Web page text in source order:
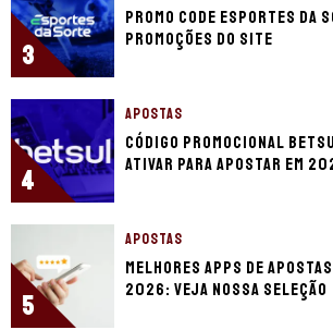
3
Promo code Esportes da
promoções do site
4
APOSTAS
Código promocional
ativar para apostar em
5
APOSTAS
Melhores apps de
2026: veja nossa seleção